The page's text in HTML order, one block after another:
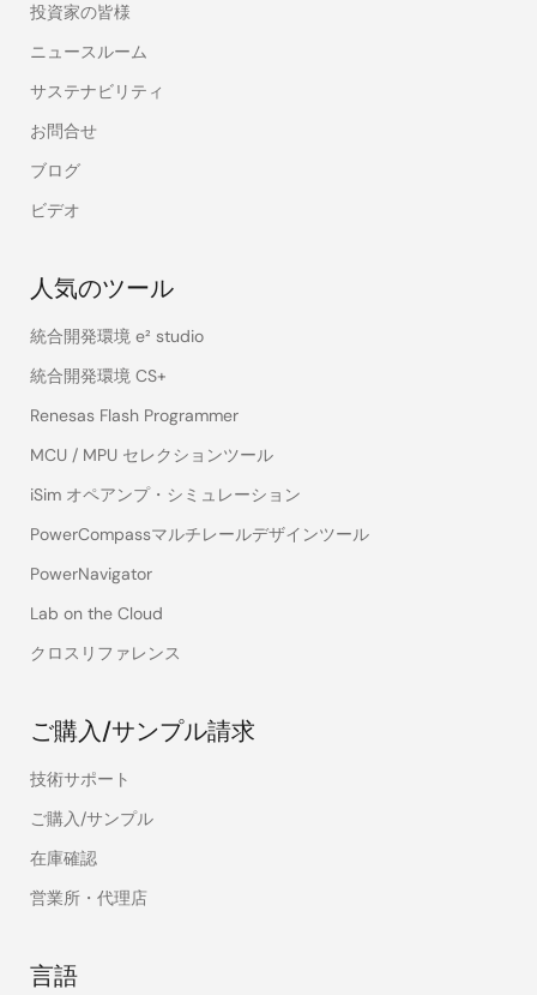
投資家の皆様
ニュースルーム
サステナビリティ
お問合せ
ブログ
ビデオ
人気のツール
統合開発環境 e² studio
統合開発環境 CS+
Renesas Flash Programmer
MCU / MPU セレクションツール
iSim オペアンプ・シミュレーション
PowerCompassマルチレールデザインツール
PowerNavigator
Lab on the Cloud
クロスリファレンス
ご購入/サンプル請求
技術サポート
ご購入/サンプル
在庫確認
営業所・代理店
言語